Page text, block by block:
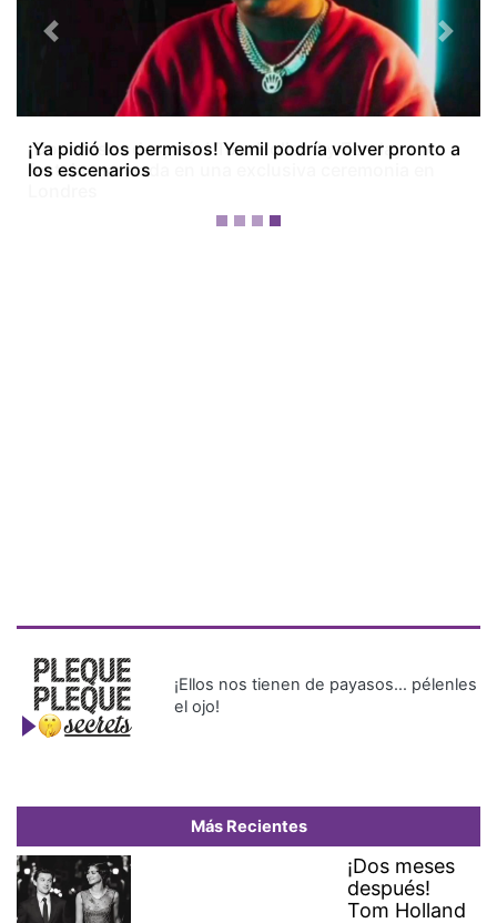
¡Dos meses después! Tom Holland y Zendaya
festejan su boda en una exclusiva ceremonia en
Previous Next
¡Ellos nos tienen de payasos… pélenles
el ojo!
Más Recientes
¡Dos meses
después!
Tom Holland